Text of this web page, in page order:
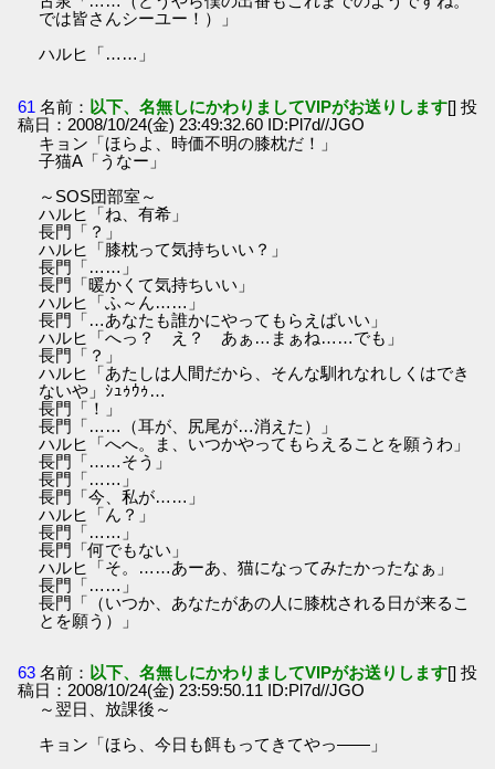
では皆さんシーユー！）」
ハルヒ「……」
61 名前： 以下、名無しにかわりましてVIPがお送りします[] 投
稿日：2008/10/24(金) 23:49:32.60 ID:Pl7d//JGO
キョン「ほらよ、時価不明の膝枕だ！」
子猫A「うなー」
～SOS団部室～
ハルヒ「ね、有希」
長門「？」
ハルヒ「膝枕って気持ちいい？」
長門「……」
長門「暖かくて気持ちいい」
ハルヒ「ふ～ん……」
長門「…あなたも誰かにやってもらえばいい」
ハルヒ「へっ？ え？ あぁ…まぁね……でも」
長門「？」
ハルヒ「あたしは人間だから、そんな馴れなれしくはでき
ないや」ｼｭｩｳｩ…
長門「！」
長門「……（耳が、尻尾が…消えた）」
ハルヒ「へへ。ま、いつかやってもらえることを願うわ」
長門「……そう」
長門「……」
長門「今、私が……」
ハルヒ「ん？」
長門「……」
長門「何でもない」
ハルヒ「そ。……あーあ、猫になってみたかったなぁ」
長門「……」
長門「（いつか、あなたがあの人に膝枕される日が来るこ
とを願う）」
63 名前： 以下、名無しにかわりましてVIPがお送りします[] 投
稿日：2008/10/24(金) 23:59:50.11 ID:Pl7d//JGO
～翌日、放課後～
キョン「ほら、今日も餌もってきてやっ――」